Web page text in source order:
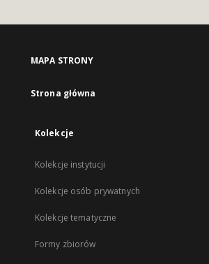
MAPA STRONY
Strona główna
Kolekcje
Kolekcje instytucji
Kolekcje osób prywatnych
Kolekcje tematyczne
Formy zbiorów